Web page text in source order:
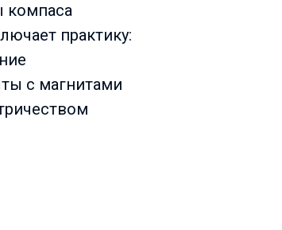
компаса
практику:
с магнитами